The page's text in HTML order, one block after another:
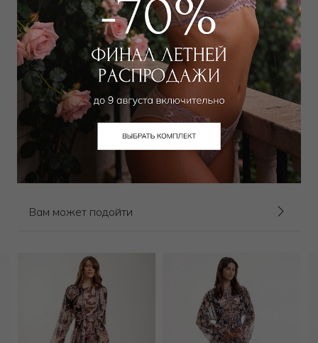
Купальник слитный Купальник слитный
24 000₽
Выбрать размер
Вам может подойти